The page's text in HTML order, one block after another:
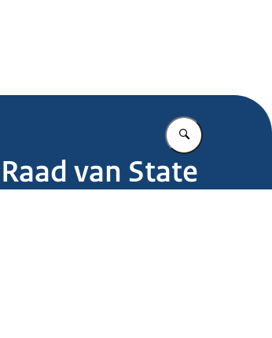
Vul in wat u
van State